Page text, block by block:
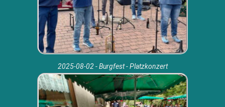
2025-08-02 - Burgfest - Platzkonzert